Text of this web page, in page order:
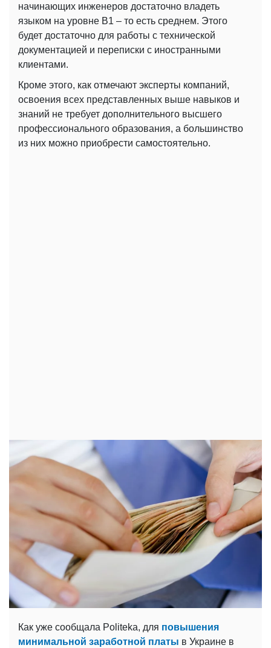
начинающих инженеров достаточно владеть
языком на уровне B1 – то есть среднем. Этого
будет достаточно для работы с технической
документацией и переписки с иностранными
клиентами.
Кроме этого, как отмечают эксперты компаний,
освоения всех представленных выше навыков и
знаний не требует дополнительного высшего
профессионального образования, а большинство
из них можно приобрести самостоятельно.
Как уже сообщала Politeka, для повышения
минимальной заработной платы в Украине в